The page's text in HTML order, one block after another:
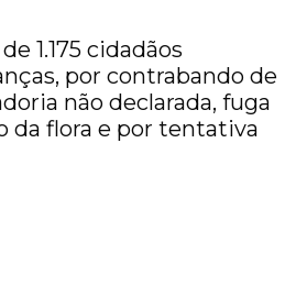
1.175 cidadãos
por contrabando de
não declarada, fuga
da flora e por tentativa